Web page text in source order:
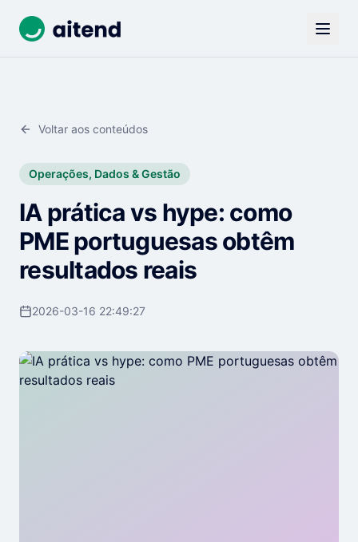
Voltar aos conteúdos
Operações, Dados & Gestão
IA prática vs hype: como
PME portuguesas obtêm
resultados reais
2026-03-16 22:49:27